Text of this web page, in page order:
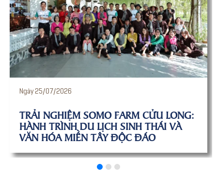
Ngày 24/07/2026
DU LỊCH SINH THÁI VĨNH LONG 2026:
TRỌN BỘ KINH NGHIỆM & ĐIỂM ĐẾN